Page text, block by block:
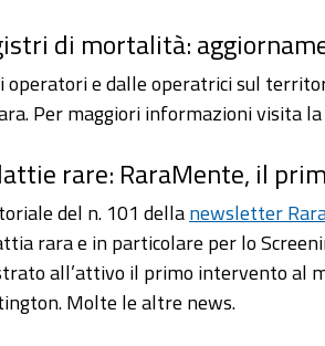
di mortalità:
operatori e dalle operatrici sul
Per maggiori informazioni visita la
rare: RaraMente, il
del n. 101 dellanewsletter
rara e in particolare per lo
all’attivo il primo intervento al
Molte le altre news.